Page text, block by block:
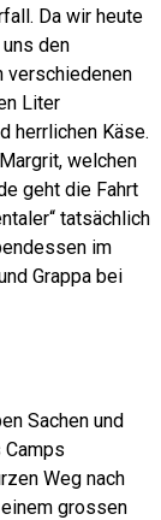
Da wir heute
den
verschiedenen
Liter
herrlichen Käse.
welchen
geht die Fahrt
tatsächlich
im
Grappa bei
Sachen und
Weg nach
grossen